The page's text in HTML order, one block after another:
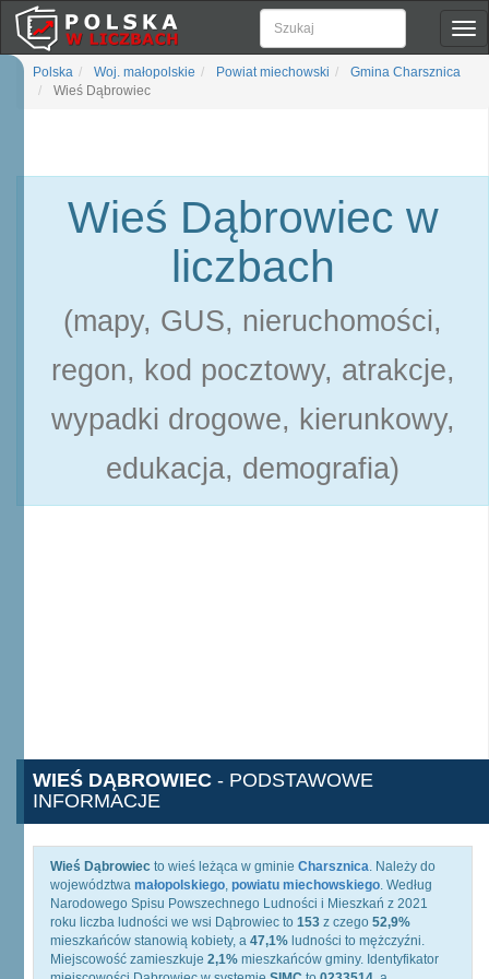
Polska Woj. małopolskie Powiat miechowski
Gmina Charsznica
Wieś Dąbrowiec
Wieś Dąbrowiec w
liczbach
(mapy, GUS, nieruchomości,
regon, kod pocztowy, atrakcje,
wypadki drogowe, kierunkowy,
edukacja, demografia)
WIEŚ DĄBROWIEC - PODSTAWOWE
INFORMACJE
Wieś Dąbrowiec to wieś leżąca w gminie Charsznica. Należy do
województwa małopolskiego, powiatu miechowskiego. Według
Narodowego Spisu Powszechnego Ludności i Mieszkań z 2021
roku liczba ludności we wsi Dąbrowiec to 153 z czego 52,9%
mieszkańców stanowią kobiety, a 47,1% ludności to mężczyźni.
Miejscowość zamieszkuje 2,1% mieszkańców gminy. Identyfikator